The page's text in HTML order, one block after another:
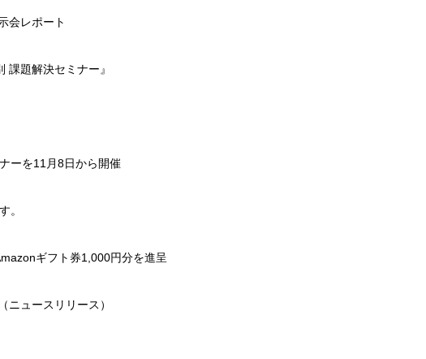
会レポート
課題解決セミナー』
ーを11月8日から開催
。
ギフト券1,000円分を進呈
ニュースリリース）